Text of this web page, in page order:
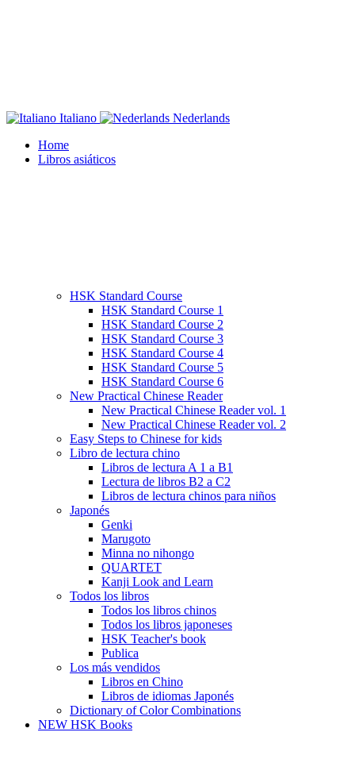
Italiano
Nederlands
Home
Libros asiáticos
HSK Standard Course
HSK Standard Course 1
HSK Standard Course 2
HSK Standard Course 3
HSK Standard Course 4
HSK Standard Course 5
HSK Standard Course 6
New Practical Chinese Reader
New Practical Chinese Reader vol. 1
New Practical Chinese Reader vol. 2
Easy Steps to Chinese for kids
Libro de lectura chino
Libros de lectura A 1 a B1
Lectura de libros B2 a C2
Libros de lectura chinos para niños
Japonés
Genki
Marugoto
Minna no nihongo
QUARTET
Kanji Look and Learn
Todos los libros
Todos los libros chinos
Todos los libros japoneses
HSK Teacher's book
Publica
Los más vendidos
Libros en Chino
Libros de idiomas Japonés
Dictionary of Color Combinations
NEW HSK Books